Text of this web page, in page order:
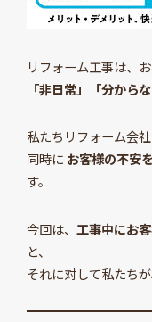
リフォーム工事は、
「非日常」「分から
私たちリフォーム会
同時に お客様の不安
す。
今回は、 工事中にお
と、
それに対して私たち